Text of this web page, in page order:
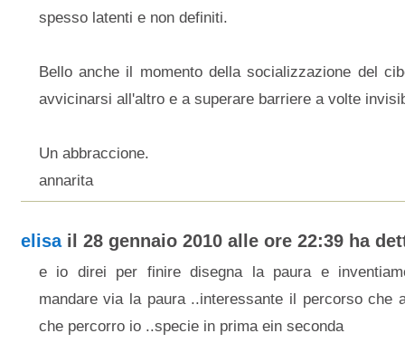
spesso latenti e non definiti.
Bello anche il momento della socializzazione del
avvicinarsi all'altro e a superare barriere a volte
Un abbraccione.
annarita
elisail 28 gennaio 2010 alle ore 22:39 ha
e io direi per finire disegna la paura e
mandare via la paura ..interessante il percorso che
che percorro io ..specie in prima ein seconda